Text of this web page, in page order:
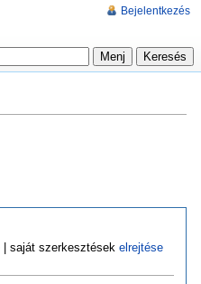
| saját szerkesztések elrejtése
Bejelentkezés